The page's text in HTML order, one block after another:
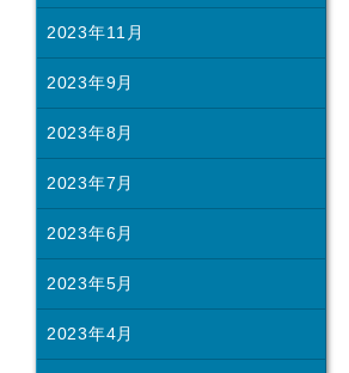
2023年11月
2023年9月
2023年8月
2023年7月
2023年6月
2023年5月
2023年4月